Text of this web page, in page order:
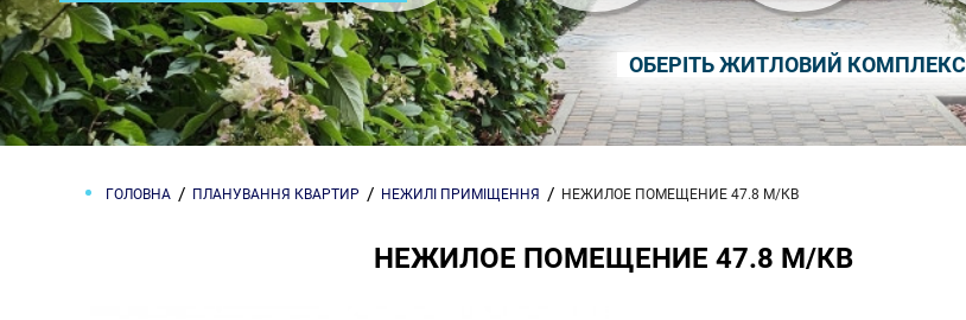
ОБЕРІТЬ ЖИТЛОВИЙ КОМПЛЕКС
ГОЛОВНА ПЛАНУВАННЯ КВАРТИР НЕЖИЛІ ПРИМІЩЕННЯ НЕЖИЛОЕ ПОМЕЩЕНИЕ 47.8 М/КВ
НЕЖИЛОЕ ПОМЕЩЕНИЕ 47.8 М/КВ